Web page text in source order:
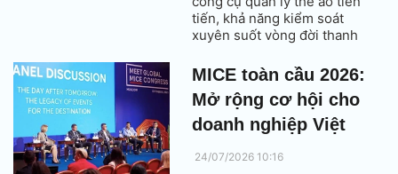
tiến, khả năng kiểm soát
xuyên suốt vòng đời thanh
đối tác thanh toán tích hợp
thông qua một API duy nhất.
Qua đó, doanh nghiệp, tổ chức
tài chính và các nền tảng có
thể quản lý thanh toán linh
hoạt, hiệu quả hơn.
MICE toàn cầu 2026:
Mở rộng cơ hội cho
doanh nghiệp Việt
24/07/2026 10:16